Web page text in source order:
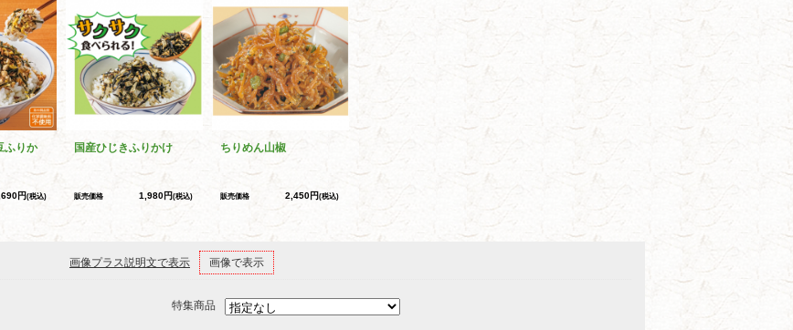
ふりか
円(税込)
国産ひじきふりかけ
販売価格 1,980円(税込)
ちりめん山椒
販売価格 2,450円(税込)
画像プラス説明文で表示 画像で表示
特集商品